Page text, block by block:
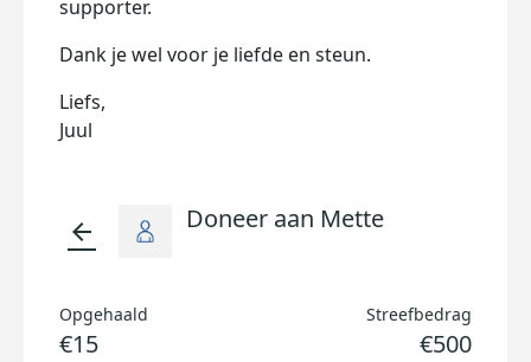
supporter.
Dank je wel voor je liefde en steun.
Liefs,
Juul
arrow_back Doneer aan Mette
Opgehaald
€15
Streefbedrag
€500